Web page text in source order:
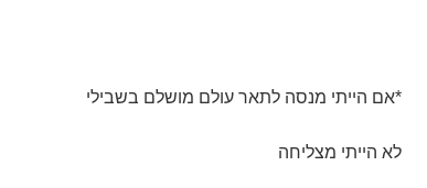
*אם הייתי מנסה לתאר עולם מושלם בשבילי
לא הייתי מצליחה